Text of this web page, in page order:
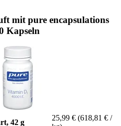
mit pure encapsulations
Kapseln
42 g
25,99 € (618,81 € /